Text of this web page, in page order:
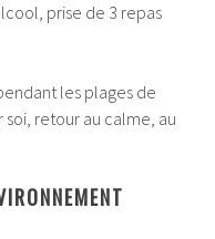
prise de 3 repas
les plages de
retour au calme, au